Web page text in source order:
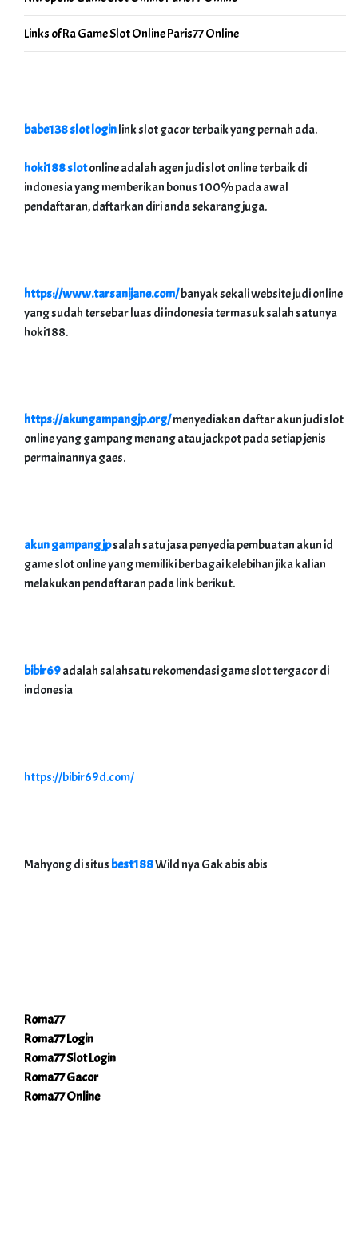
Links of Ra Game Slot Online Paris77 Online
babe138 slot loginlink slot gacor terbaik yang pernah ada.
hoki188 slotonline adalah agen judi slot online terbaik di
indonesia yang memberikan bonus 100% pada awal
pendaftaran, daftarkan diri anda sekarang juga.
https://www.tarsanijane.com/banyak sekali website judi online
yang sudah tersebar luas di indonesia termasuk salah satunya
hoki188.
https://akungampangjp.org/menyediakan daftar akun judi slot
online yang gampang menang atau jackpot pada setiap jenis
permainannya gaes.
akun gampang jpsalah satu jasa penyedia pembuatan akun id
game slot online yang memiliki berbagai kelebihan jika kalian
melakukan pendaftaran pada link berikut.
bibir69adalah salahsatu rekomendasi game slot tergacor di
indonesia
https://bibir69d.com/
Mahyong di situs best188Wild nya Gak abis abis
Roma77
Roma77 Login
Roma77 Slot Login
Roma77 Gacor
Roma77 Online